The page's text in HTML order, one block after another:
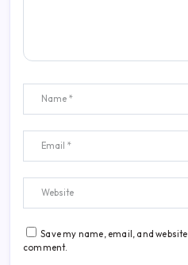
Save my name, email, and
comment.